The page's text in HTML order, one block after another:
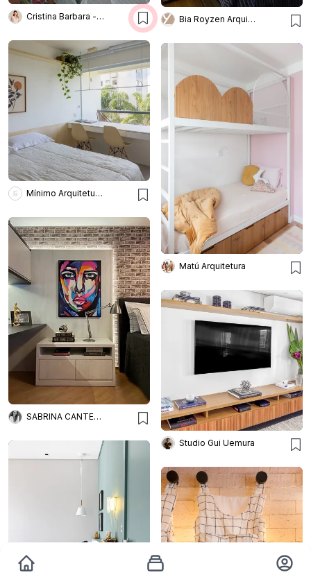
Cristina Barbara - Barbara e Purchio Bia Royzen Arquitetura
Mínimo Arquitetura e Design
Matú Arquitetura
SABRINA CANTERGIANI
Studio Gui Uemura